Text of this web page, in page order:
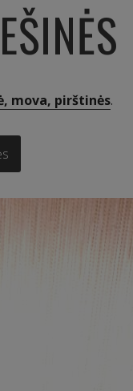
mova, pirštinės.